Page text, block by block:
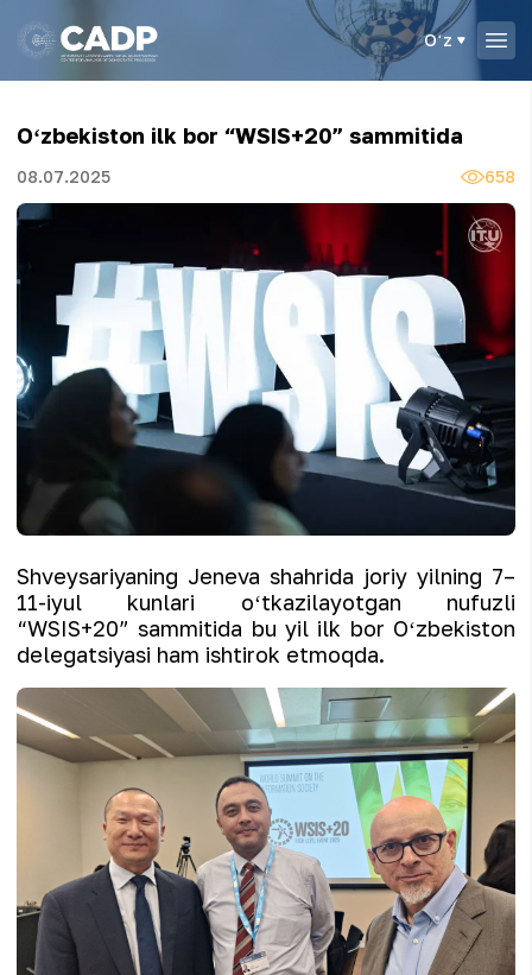
Oʻz
Oʻzbekiston ilk bor “WSIS+20” sammitida
08.07.2025 658
Shveysariyaning Jeneva shahrida joriy yilning 7–
11-iyul kunlari oʻtkazilayotgan nufuzli
“WSIS+20” sammitida bu yil ilk bor Oʻzbekiston
delegatsiyasi ham ishtirok etmoqda.